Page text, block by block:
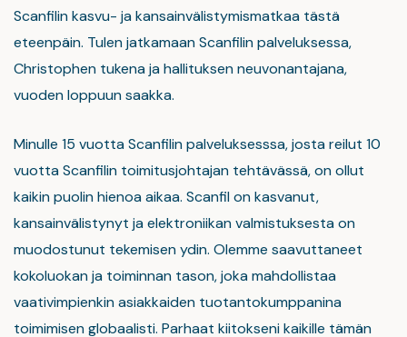
Scanfilin kasvu- ja kansainvälistymismatkaa tästä
eteenpäin. Tulen jatkamaan Scanfilin palveluksessa,
Christophen tukena ja hallituksen neuvonantajana,
vuoden loppuun saakka.
Minulle 15 vuotta Scanfilin palveluksesssa, josta reilut 10
vuotta Scanfilin toimitusjohtajan tehtävässä, on ollut
kaikin puolin hienoa aikaa. Scanfil on kasvanut,
kansainvälistynyt ja elektroniikan valmistuksesta on
muodostunut tekemisen ydin. Olemme saavuttaneet
kokoluokan ja toiminnan tason, joka mahdollistaa
vaativimpienkin asiakkaiden tuotantokumppanina
toimimisen globaalisti. Parhaat kiitokseni kaikille tämän